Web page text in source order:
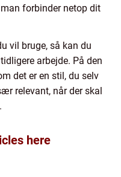
forbinder netop dit
vil bruge, så kan du
arbejde. På den
det er en stil, du selv
relevant, når der skal
here